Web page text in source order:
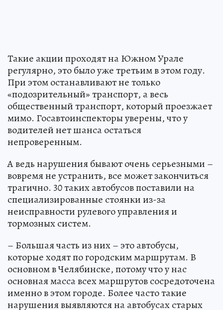
Такие акции проходят на Южном Урале
регулярно, это было уже третьим в этом году.
При этом останавливают не только
«подозрительный» транспорт, а весь
общественный транспорт, который проезжает
мимо. Госавтоинспекторы уверены, что у
водителей нет шанса остаться
непроверенным.
А ведь нарушения бывают очень серьезными –
вовремя не устранить, все может закончиться
трагично. 30 таких автобусов поставили на
специализированные стоянки из-за
неисправности рулевого управления и
тормозных систем.
– Большая часть из них – это автобусы,
которые ходят по городским маршрутам. В
основном в Челябинске, потому что у нас
основная масса всех маршрутов сосредоточена
именно в этом городе. Более часто такие
нарушения выявляются на автобусах старых